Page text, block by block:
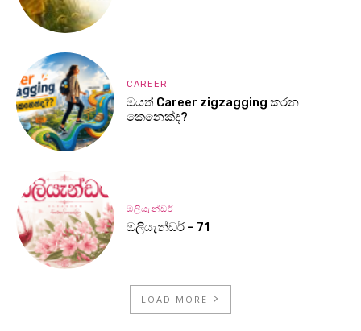
CAREER
ඔයත් Career zigzagging කරන
කෙනෙක්ද?
ඔලියැන්ඩර්
ඔලියැන්ඩර් – 71
LOAD MORE